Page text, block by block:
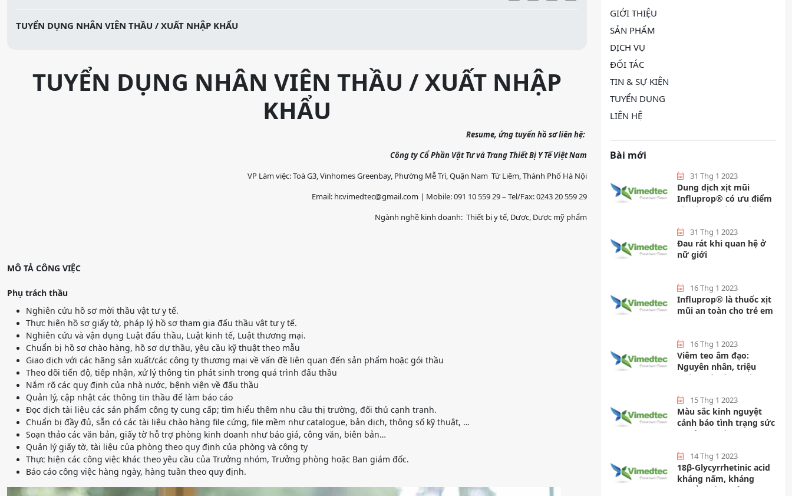
TUYỂN DỤNG NHÂN VIÊN THẦU / XUẤT NHẬP KHẨU
TUYỂN DỤNG NHÂN VIÊN THẦU / XUẤT NHẬP
KHẨU
Resume, ứng tuyển hồ sơ liên hệ:
Công ty Cổ Phần Vật Tư và Trang Thiết Bị Y Tế Việt Nam
VP Làm việc: Toà G3, Vinhomes Greenbay, Phường Mễ Trì, Quận Nam Từ Liêm, Thành Phố Hà Nội
Email: hr.vimedtec@gmail.com | Mobile: 091 10 559 29 – Tel/Fax: 0243 20 559 29
Ngành nghề kinh doanh: Thiết bị y tế, Dược, Dược mỹ phẩm
MÔ TẢ CÔNG VIỆC
Phụ trách thầu
Nghiên cứu hồ sơ mời thầu vật tư y tế.
Thực hiện hồ sơ giấy tờ, pháp lý hồ sơ tham gia đấu thầu vật tư y tế.
Nghiên cứu và vận dụng Luật đấu thầu, Luật kinh tế, Luật thương mại.
Chuẩn bị hồ sơ chào hàng, hồ sơ dự thầu, yêu cầu kỹ thuật theo mẫu
Giao dịch với các hãng sản xuất/các công ty thương mại về vấn đề liên quan đến sản phẩm hoặc gói thầu
Theo dõi tiến độ, tiếp nhận, xử lý thông tin phát sinh trong quá trình đấu thầu
Nắm rõ các quy định của nhà nước, bệnh viện về đấu thầu
Quản lý, cập nhật các thông tin thầu để làm báo cáo
Đọc dịch tài liệu các sản phẩm công ty cung cấp; tìm hiểu thêm nhu cầu thị trường, đối thủ cạnh tranh.
Chuẩn bị đầy đủ, sẵn có các tài liệu chào hàng file cứng, file mềm như catalogue, bản dịch, thông số kỹ thuật, …
Soạn thảo các văn bản, giấy tờ hỗ trợ phòng kinh doanh như báo giá, công văn, biên bản…
Quản lý giấy tờ, tài liệu của phòng theo quy định của phòng và công ty
Thực hiện các công việc khác theo yêu cầu của Trưởng nhóm, Trưởng phòng hoặc Ban giám đốc.
Báo cáo công việc hàng ngày, hàng tuần theo quy định.
GIỚI THIỆU
SẢN PHẨM
DỊCH VỤ
ĐỐI TÁC
TIN & SỰ KIỆN
TUYỂN DỤNG
LIÊN HỆ
Bài mới
31 Thg 1 2023
Dung dịch xịt mũi
Influprop® có ưu điểm
gì mà các bác sĩ hàng
31 Thg 1 2023
Đau rát khi quan hệ ở
nữ giới
16 Thg 1 2023
Influprop®️ là thuốc xịt
mũi an toàn cho trẻ em
16 Thg 1 2023
Viêm teo âm đạo:
Nguyên nhân, triệu
chứng và cách phòng
15 Thg 1 2023
Màu sắc kinh nguyệt
cảnh báo tình trạng sức
khoẻ nữ giới
14 Thg 1 2023
18β-Glycyrrhetinic acid
kháng nấm, kháng
khuẩn hiệu quả